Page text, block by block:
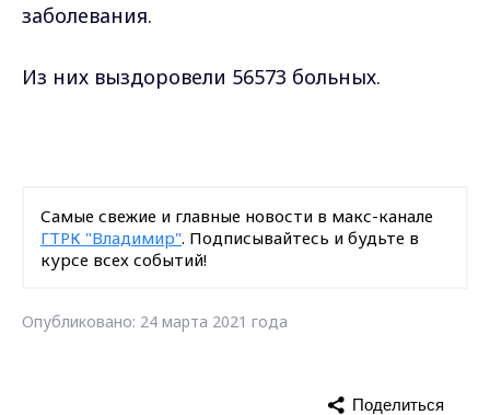
заболевания.
Из них выздоровели 56573 больных.
Самые свежие и главные новости в макс-канале
ГТРК "Владимир". Подписывайтесь и будьте в
курсе всех событий!
Опубликовано: 24 марта 2021 года
Поделиться